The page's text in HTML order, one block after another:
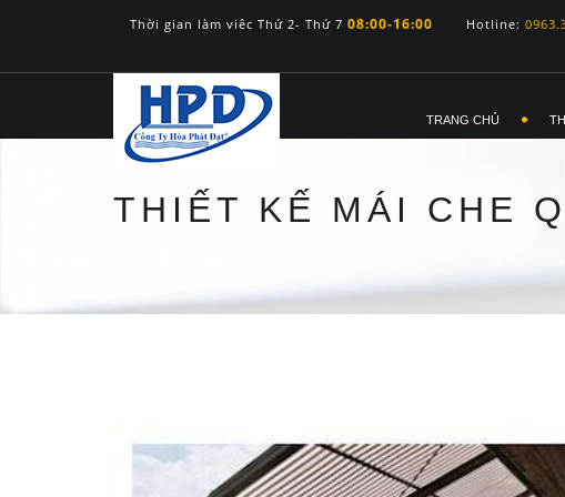
Thời gian làm viêc Thứ 2- Thứ 7 08:00-16:00 Hotline:
TRANG CHỦ
THIẾT KẾ MÁI CHE